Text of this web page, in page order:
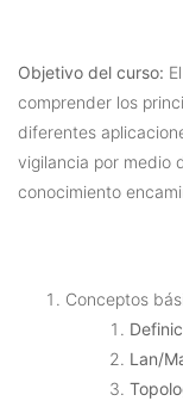
Objetivo del curso:
comprender los
diferentes
vigilancia por medio
conocimiento
Conceptos
Lan/